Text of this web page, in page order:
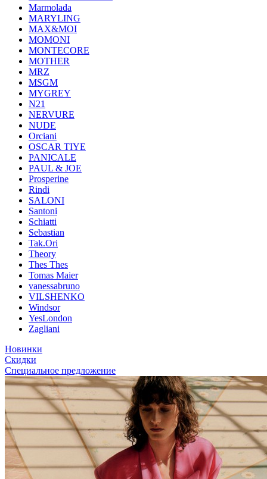
Marmolada
MARYLING
MAX&MOI
MOMONI
MONTECORE
MOTHER
MRZ
MSGM
MYGREY
N21
NERVURE
NUDE
Orciani
OSCAR TIYE
PANICALE
PAUL & JOE
Prosperine
Rindi
SALONI
Santoni
Schiatti
Sebastian
Tak.Ori
Theory
Thes Thes
Tomas Maier
vanessabruno
VILSHENKO
Windsor
YesLondon
Zagliani
Новинки
Скидки
Специальное предложение